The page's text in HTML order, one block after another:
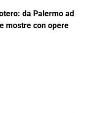
da Palermo ad
mostre con opere